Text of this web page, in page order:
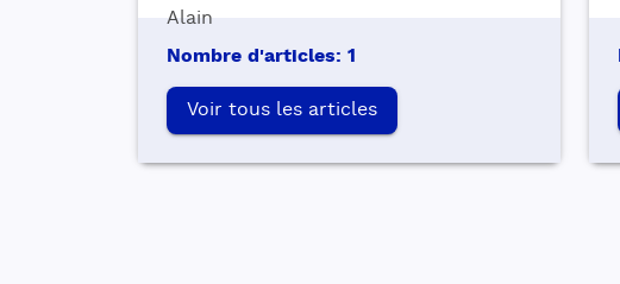
Nombre d'articles: 1
Voir tous les articles